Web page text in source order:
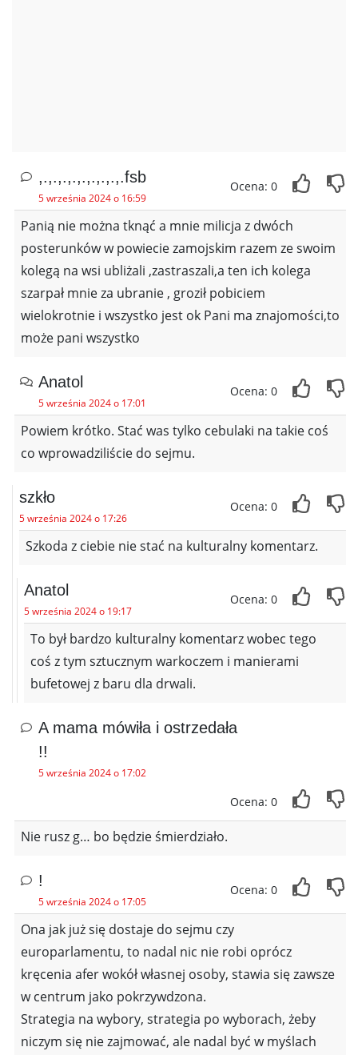
,.,.,.,.,.,.,.,.,.fsb
5 września 2024 o 16:59
Ocena: 0
Panią nie można tknąć a mnie milicja z dwóch
posterunków w powiecie zamojskim razem ze swoim
kolegą na wsi ubliżali ,zastraszali,a ten ich kolega
szarpał mnie za ubranie , groził pobiciem
wielokrotnie i wszystko jest ok Pani ma znajomości,to
może pani wszystko
Anatol
5 września 2024 o 17:01
Ocena: 0
Powiem krótko. Stać was tylko cebulaki na takie coś
co wprowadziliście do sejmu.
szkło
5 września 2024 o 17:26
Ocena: 0
Szkoda z ciebie nie stać na kulturalny komentarz.
Anatol
5 września 2024 o 19:17
Ocena: 0
To był bardzo kulturalny komentarz wobec tego
coś z tym sztucznym warkoczem i manierami
bufetowej z baru dla drwali.
A mama mówiła i ostrzedała
!!
5 września 2024 o 17:02
Ocena: 0
Nie rusz g… bo będzie śmierdziało.
!
5 września 2024 o 17:05
Ocena: 0
Ona jak już się dostaje do sejmu czy
europarlamentu, to nadal nic nie robi oprócz
kręcenia afer wokół własnej osoby, stawia się zawsze
w centrum jako pokrzywdzona.
Strategia na wybory, strategia po wyborach, żeby
niczym się nie zajmować, ale nadal być w myślach